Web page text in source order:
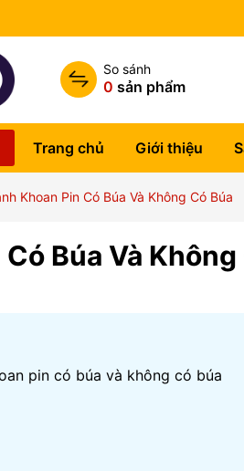
So sánh
0 sản phẩm
Trang chủ Giới thiệu
Khoan Pin Có Búa Và Không Có Búa
Búa Và Không
pin có búa và không có búa